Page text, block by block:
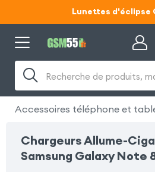
Lunettes d'éclipse
Code
Code
Recherche de produits,
Accessoires téléphone et
Chargeurs Allume-
Samsung Galaxy Note